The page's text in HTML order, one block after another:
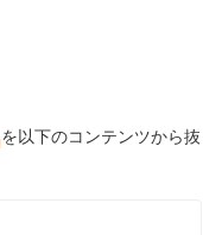
を以下のコンテンツから抜